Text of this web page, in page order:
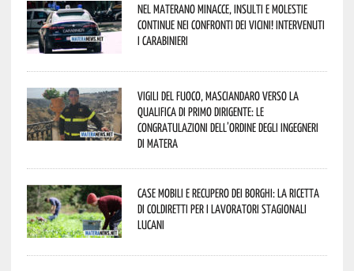
Nel materano minacce, insulti e molestie
continue nei confronti dei vicini! Intervenuti
i Carabinieri
Vigili del Fuoco, Masciandaro verso la
qualifica di Primo Dirigente: le
congratulazioni dell’Ordine degli Ingegneri
di Matera
Case mobili e recupero dei borghi: la ricetta
di Coldiretti per i lavoratori stagionali
lucani